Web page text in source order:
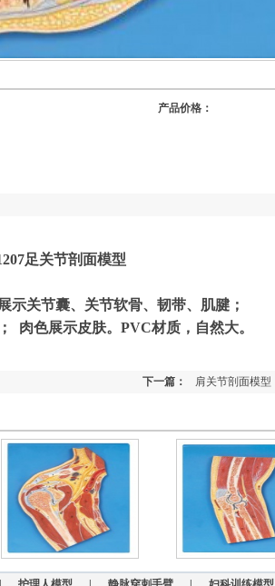
产品价格：
剖面模型
示关节囊、关节软骨、韧带、肌腱；
肉色展示皮肤。PVC材质，自然大。
下一篇： 肩关节剖面模型